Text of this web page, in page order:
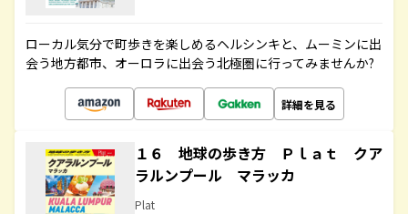
ローカル気分で町歩きを楽しめるヘルシンキと、ムーミンに出
会う地方都市、オーロラに出会う北極圏に行ってみませんか?
詳細を見る
１６ 地球の歩き方 Ｐｌａｔ クア
ラルンプール マラッカ
Plat